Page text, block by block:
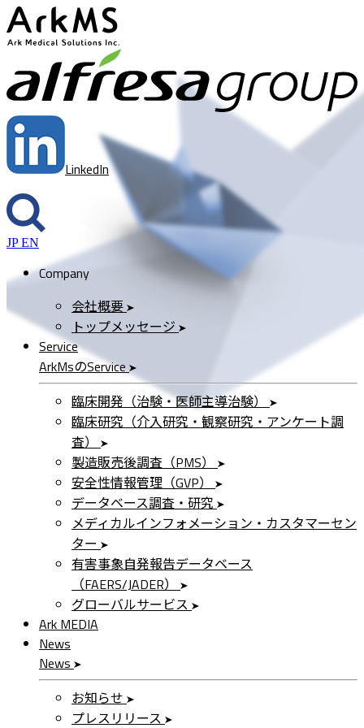
LinkedIn
JP EN
Company
会社概要
トップメッセージ
Service
ArkMsのService
臨床開発（治験・医師主導治験）
臨床研究（介入研究・観察研究・アンケート調
査）
製造販売後調査（PMS）
安全性情報管理（GVP）
データベース調査・研究
メディカルインフォメーション・カスタマーセン
ター
有害事象自発報告データベース
（FAERS/JADER）
グローバルサービス
Ark MEDIA
News
News
お知らせ
プレスリリース